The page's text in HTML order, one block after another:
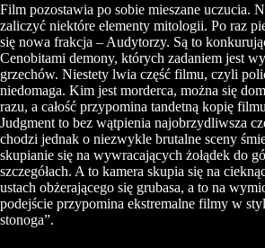
Film pozostawia po sobie mieszane uczucia.
zaliczyć niektóre elementy mitologii. Po raz
się nowa frakcja – Audytorzy. Są to
Cenobitami demony, których zadaniem jest
grzechów. Niestety lwia część filmu, czyli
niedomaga. Kim jest morderca, można się
razu, a całość przypomina tandetną kopię
Judgment to bez wątpienia najobrzydliwsza
chodzi jednak o niezwykle brutalne sceny
skupianie się na wywracających żołądek do
szczegółach. A to kamera skupia się na
ustach obżerającego się grubasa, a to na
podejście przypomina ekstremalne filmy w
stonoga”.